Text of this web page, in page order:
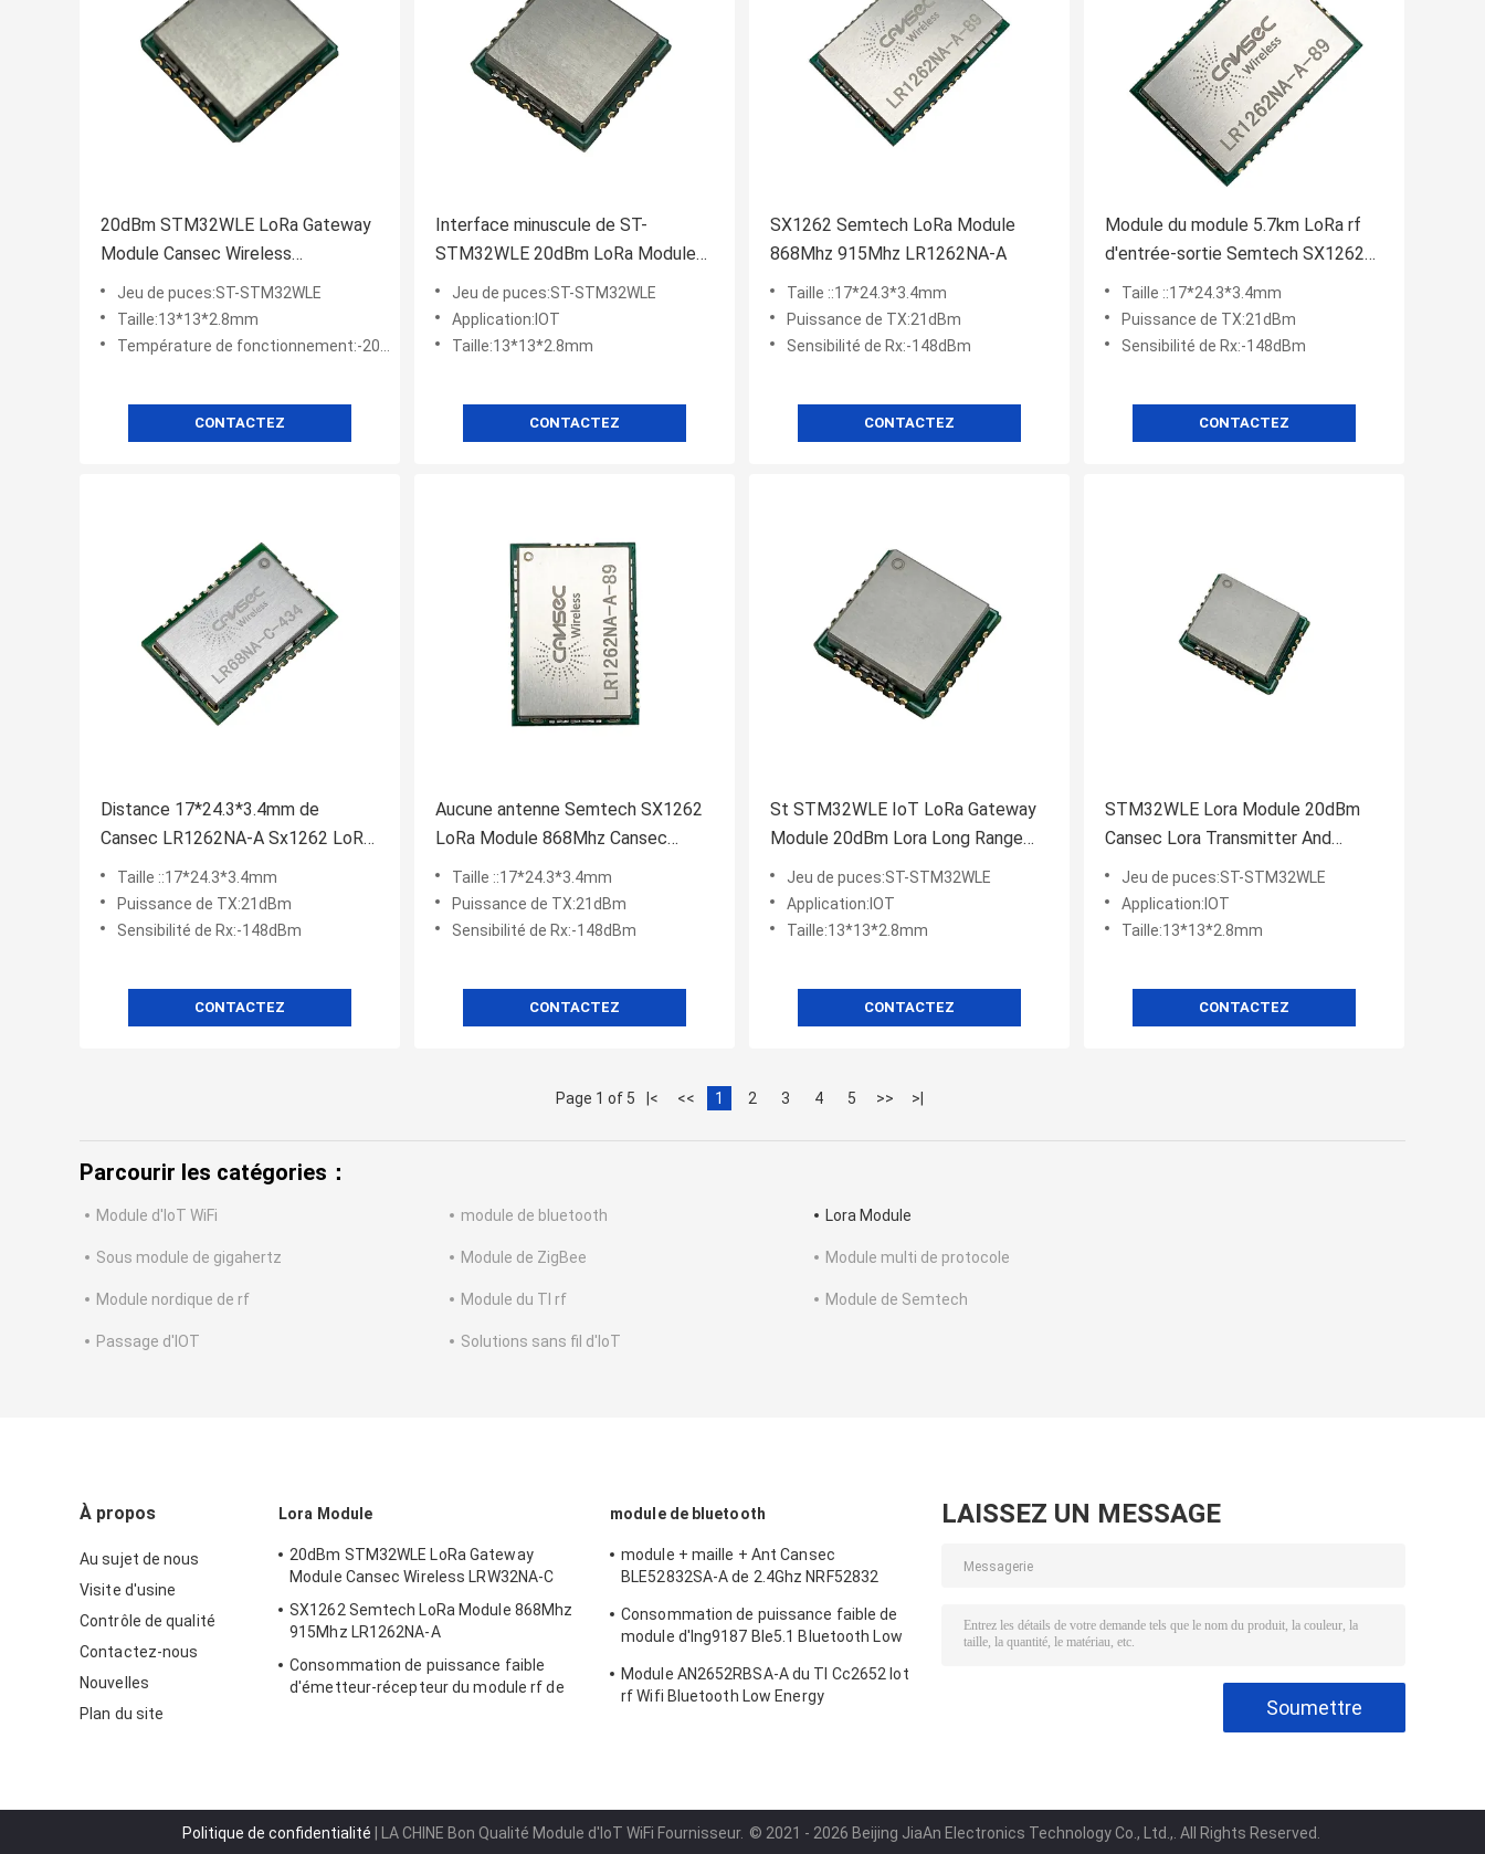
20dBm STM32WLE LoRa Gateway
Module Cansec Wireless
LRW32NA-C
Jeu de puces:ST-STM32WLE
Taille:13*13*2.8mm
Température de fonctionnement:-20 - 70℃
CONTACTEZ
Interface minuscule de ST-
STM32WLE 20dBm LoRa Module
With Analog Sensor
Jeu de puces:ST-STM32WLE
Application:IOT
Taille:13*13*2.8mm
CONTACTEZ
SX1262 Semtech LoRa Module
868Mhz 915Mhz LR1262NA-A
Taille ::17*24.3*3.4mm
Puissance de TX:21dBm
Sensibilité de Rx:-148dBm
CONTACTEZ
Module du module 5.7km LoRa rf
d'entrée-sortie Semtech SX1262
LoRa IoT
Taille ::17*24.3*3.4mm
Puissance de TX:21dBm
Sensibilité de Rx:-148dBm
CONTACTEZ
Distance 17*24.3*3.4mm de
Cansec LR1262NA-A Sx1262 LoRa
Module 5.7km
Taille ::17*24.3*3.4mm
Puissance de TX:21dBm
Sensibilité de Rx:-148dBm
CONTACTEZ
Aucune antenne Semtech SX1262
LoRa Module 868Mhz Cansec
LR1262NA-A
Taille ::17*24.3*3.4mm
Puissance de TX:21dBm
Sensibilité de Rx:-148dBm
CONTACTEZ
St STM32WLE IoT LoRa Gateway
Module 20dBm Lora Long Range
Module
Jeu de puces:ST-STM32WLE
Application:IOT
Taille:13*13*2.8mm
CONTACTEZ
STM32WLE Lora Module 20dBm
Cansec Lora Transmitter And
Receiver Module
Jeu de puces:ST-STM32WLE
Application:IOT
Taille:13*13*2.8mm
CONTACTEZ
Page 1 of 5 |< << 1 2 3 4 5 >> >|
Parcourir les catégories：
Module d'IoT WiFi module de bluetooth Lora Module
Sous module de gigahertz Module de ZigBee Module multi de protocole
Module nordique de rf Module du TI rf Module de Semtech
Passage d'IOT Solutions sans fil d'IoT
À propos
Au sujet de nous
Visite d'usine
Contrôle de qualité
Contactez-nous
Nouvelles
Plan du site
Lora Module
20dBm STM32WLE LoRa Gateway
Module Cansec Wireless LRW32NA-C
SX1262 Semtech LoRa Module 868Mhz
915Mhz LR1262NA-A
Consommation de puissance faible
d'émetteur-récepteur du module rf de
module de bluetooth
module + maille + Ant Cansec
BLE52832SA-A de 2.4Ghz NRF52832
Consommation de puissance faible de
module d'Ing9187 Ble5.1 Bluetooth Low
Module AN2652RBSA-A du TI Cc2652 Iot
rf Wifi Bluetooth Low Energy
LAISSEZ UN MESSAGE
Politique de confidentialité | LA CHINE Bon Qualité Module d'IoT WiFi Fournisseur. © 2021 - 2026 Beijing JiaAn Electronics Technology Co., Ltd.,. All Rights Reserved.